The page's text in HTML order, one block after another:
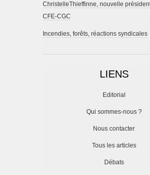
ChristelleThieffinne, nouvelle
CFE-CGC
Incendies, forêts, réactions syndicales
LIENS
Editorial
Qui sommes-nous ?
Nous contacter
Tous les articles
Débats